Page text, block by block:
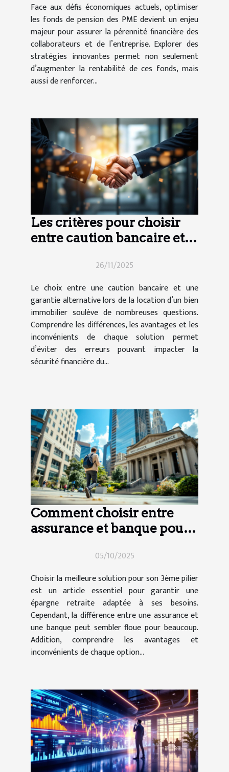
Face aux défis économiques actuels, optimiser
les fonds de pension des PME devient un enjeu
majeur pour assurer la pérennité financière des
collaborateurs et de l’entreprise. Explorer des
stratégies innovantes permet non seulement
d’augmenter la rentabilité de ces fonds, mais
aussi de renforcer...
Les critères pour choisir
entre caution bancaire et
26/11/2025
Le choix entre une caution bancaire et une
garantie alternative lors de la location d’un bien
immobilier soulève de nombreuses questions.
Comprendre les différences, les avantages et les
inconvénients de chaque solution permet
d’éviter des erreurs pouvant impacter la
sécurité financière du...
Comment choisir entre
assurance et banque pour
05/10/2025
Choisir la meilleure solution pour son 3ème pilier
est un article essentiel pour garantir une
épargne retraite adaptée à ses besoins.
Cependant, la différence entre une assurance et
une banque peut sembler floue pour beaucoup.
Addition, comprendre les avantages et
inconvénients de chaque option...